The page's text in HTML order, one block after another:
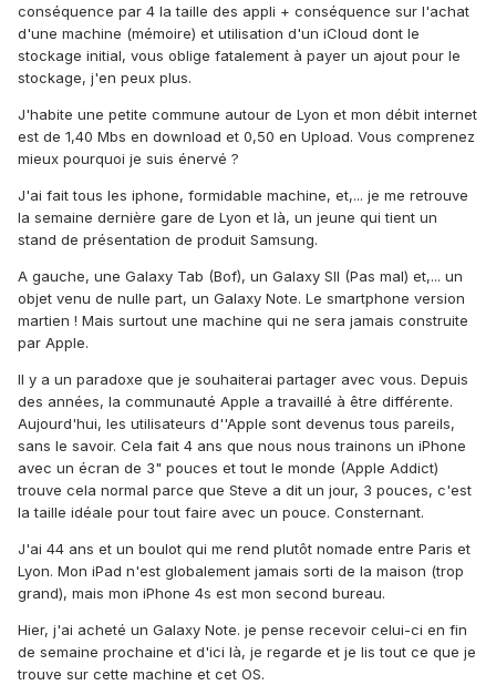
conséquence par 4 la taille des appli + conséquence sur l'achat
d'une machine (mémoire) et utilisation d'un iCloud dont le
stockage initial, vous oblige fatalement à payer un ajout pour le
stockage, j'en peux plus.
J'habite une petite commune autour de Lyon et mon débit internet
est de 1,40 Mbs en download et 0,50 en Upload. Vous comprenez
mieux pourquoi je suis énervé ?
J'ai fait tous les iphone, formidable machine, et,... je me retrouve
la semaine dernière gare de Lyon et là, un jeune qui tient un
stand de présentation de produit Samsung.
A gauche, une Galaxy Tab (Bof), un Galaxy SII (Pas mal) et,... un
objet venu de nulle part, un Galaxy Note. Le smartphone version
martien ! Mais surtout une machine qui ne sera jamais construite
par Apple.
Il y a un paradoxe que je souhaiterai partager avec vous. Depuis
des années, la communauté Apple a travaillé à être différente.
Aujourd'hui, les utilisateurs d''Apple sont devenus tous pareils,
sans le savoir. Cela fait 4 ans que nous nous trainons un iPhone
avec un écran de 3" pouces et tout le monde (Apple Addict)
trouve cela normal parce que Steve a dit un jour, 3 pouces, c'est
la taille idéale pour tout faire avec un pouce. Consternant.
J'ai 44 ans et un boulot qui me rend plutôt nomade entre Paris et
Lyon. Mon iPad n'est globalement jamais sorti de la maison (trop
grand), mais mon iPhone 4s est mon second bureau.
Hier, j'ai acheté un Galaxy Note. je pense recevoir celui-ci en fin
de semaine prochaine et d'ici là, je regarde et je lis tout ce que je
trouve sur cette machine et cet OS.